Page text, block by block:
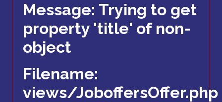
Message: Trying to get
property 'title' of non-
object
Filename:
views/JoboffersOffer.php